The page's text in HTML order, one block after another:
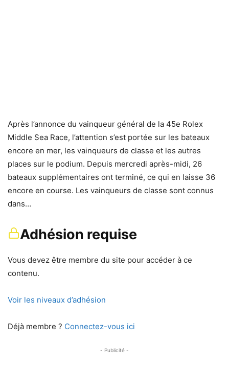
Après l’annonce du vainqueur général de la 45e Rolex
Middle Sea Race, l’attention s’est portée sur les bateaux
encore en mer, les vainqueurs de classe et les autres
places sur le podium. Depuis mercredi après-midi, 26
bateaux supplémentaires ont terminé, ce qui en laisse 36
encore en course. Les vainqueurs de classe sont connus
dans…
Adhésion requise
Vous devez être membre du site pour accéder à ce
contenu.
Voir les niveaux d’adhésion
Déjà membre ? Connectez-vous ici
- Publicité -